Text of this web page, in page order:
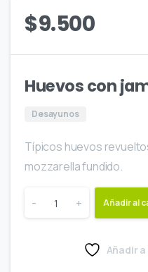
$9.500
Huevos con
Desayunos
Típicos huevos
mozzarella fundido.
- + Añadir al
Añadir